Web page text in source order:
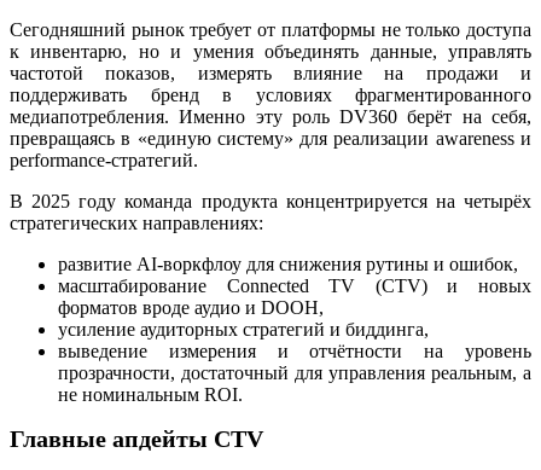
Сегодняшний рынок требует от платформы не только доступа
к инвентарю, но и умения объединять данные, управлять
частотой показов, измерять влияние на продажи и
поддерживать бренд в условиях фрагментированного
медиапотребления. Именно эту роль DV360 берёт на себя,
превращаясь в «единую систему» для реализации awareness и
performance-стратегий.
В 2025 году команда продукта концентрируется на четырёх
стратегических направлениях:
развитие AI-воркфлоу для снижения рутины и ошибок,
масштабирование Connected TV (CTV)и новых
форматов вроде аудио и DOOH,
усиление аудиторных стратегий и биддинга,
выведение измерения и отчётности на уровень
прозрачности, достаточный для управления реальным, а
не номинальным ROI.
Главные апдейты CTV